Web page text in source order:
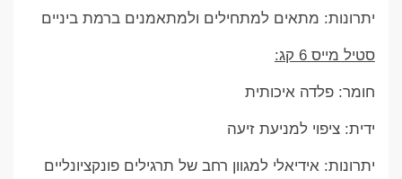
יתרונות: מתאים למתחילים ולמתאמנים ברמת ביניים
סטיל מייס 6 קג:
חומר: פלדה איכותית
ידית: ציפוי למניעת זיעה
יתרונות: אידיאלי למגוון רחב של תרגילים פונקציונליים